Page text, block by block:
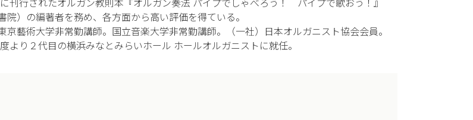
院）の編著者を務め、各方面から高い評価を得ている。
京藝術大学非常勤講師。国立音楽大学非常勤講師。（一社）日本オルガニスト協会会員。
より２代目の横浜みなとみらいホール ホールオルガニストに就任。